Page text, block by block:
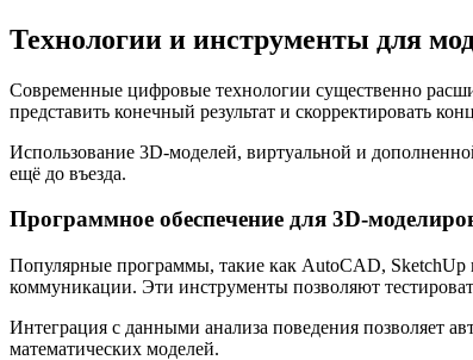
Технологии и инструменты для
Современные цифровые технологии существенно
представить конечный результат и скорректировать
Использование 3D-моделей, виртуальной и
ещё до въезда.
Программное обеспечение для 3D-
Популярные программы, такие как AutoCAD, SketchUp
коммуникации. Эти инструменты позволяют
Интеграция с данными анализа поведения позволяет
математических моделей.